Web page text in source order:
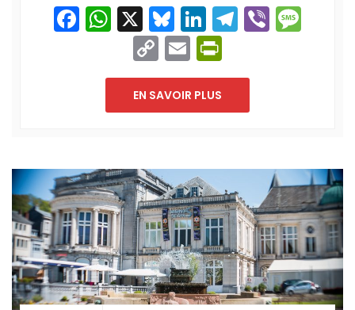
Facebook
WhatsApp
X Bluesky
LinkedIn
Telegram
Viber
Copy
Link
Email
EN SAVOIR PLUS